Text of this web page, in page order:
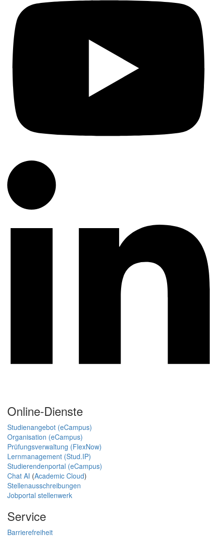
Online-Dienste
Studienangebot (eCampus)
Organisation (eCampus)
Prüfungsverwaltung (FlexNow)
Lernmanagement (Stud.IP)
Studierendenportal (eCampus)
Chat AI (Academic Cloud)
Stellenausschreibungen
Jobportal stellenwerk
Service
Barrierefreiheit